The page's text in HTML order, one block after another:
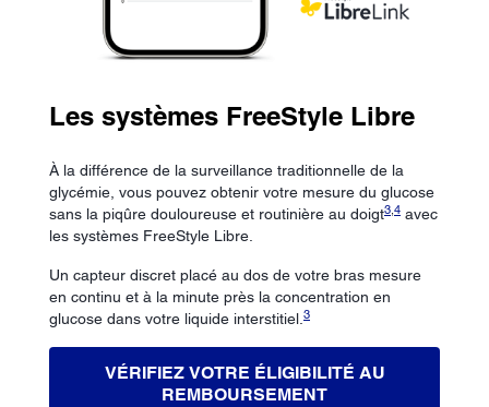
Les systèmes FreeStyle Libre
À la différence de la surveillance traditionnelle de la
glycémie, vous pouvez obtenir votre mesure du glucose
sans la piqûre douloureuse et routinière au doigt3,4 avec
les systèmes FreeStyle Libre.
Un capteur discret placé au dos de votre bras mesure
en continu et à la minute près la concentration en
glucose dans votre liquide interstitiel.3
VÉRIFIEZ VOTRE ÉLIGIBILITÉ AU
REMBOURSEMENT